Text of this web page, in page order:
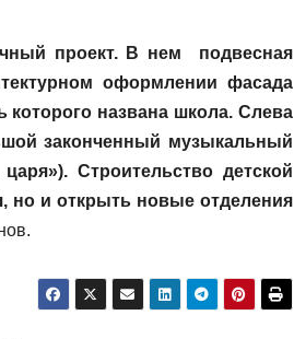
проект. В нем подвесная
оформлении фасада
которого названа школа. Слева
законченный музыкальный
Строительство детской
но и открыть новые отделения